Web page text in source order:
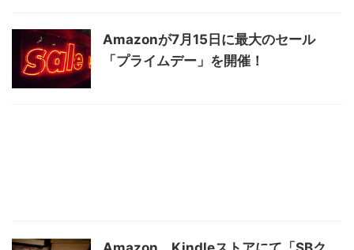
Amazonが7月15日に最大のセール
「プライムデー」を開催！